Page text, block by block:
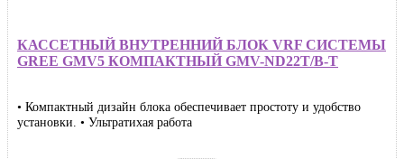
КАССЕТНЫЙ ВНУТРЕННИЙ БЛОК VRF СИСТЕМЫ
GREE GMV5 КОМПАКТНЫЙ GMV-ND22T/B-T
• Компактный дизайн блока обеспечивает простоту и удобство
установки. • Ультратихая работа